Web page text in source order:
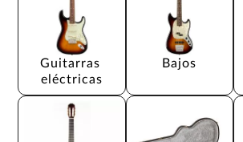
Guitarras
eléctricas
Bajos